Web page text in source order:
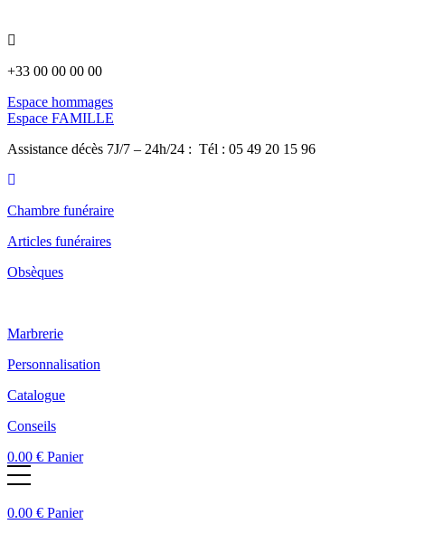
+33 00 00 00 00
Espace hommages
Espace FAMILLE
Assistance décès 7J/7 – 24h/24 : Tél : 05 49 20 15 96
Chambre funéraire
Articles funéraires
Obsèques
Marbrerie
Personnalisation
Catalogue
Conseils
0.00 € Panier
0.00 € Panier